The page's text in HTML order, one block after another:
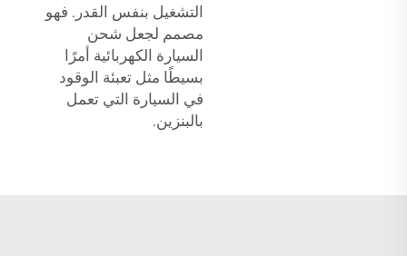
التشغيل بنفس القدر. فهو
مصمم لجعل شحن
السيارة الكهربائية أمرًا
بسيطًا مثل تعبئة الوقود
في السيارة التي تعمل
بالبنزين.